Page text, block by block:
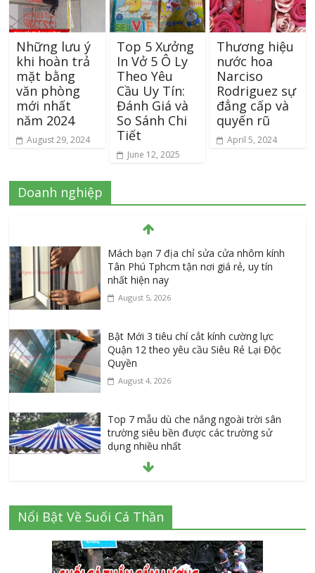
Những lưu ý
khi hoàn trả
mặt bằng
văn phòng
mới nhất
năm 2024
August 29, 2024
Top 5 Xưởng
In Vở 5 Ô Ly
Theo Yêu
Cầu Uy Tín:
Đánh Giá và
So Sánh Chi
Tiết
June 12, 2025
Thương hiệu
nước hoa
Narciso
Rodriguez sự
đẳng cấp và
quyến rũ
April 5, 2024
Doanh nghiệp
Mách bạn 7 địa chỉ sửa cửa nhôm kính
Tân Phú Tphcm tận nơi giá rẻ, uy tín
nhất hiện nay
August 5, 2026
Bật Mới 3 tiêu chí cắt kính cường lực
Quận 12 theo yêu cầu Siêu Rẻ Lại Độc
Quyền
August 4, 2026
Top 7 mẫu dù che nắng ngoài trời sân
trường siêu bền được các trường sử
dụng nhiều nhất
July 20, 2026
Danh sách 8 đại lý bán tập vở học sinh
giá sỉ tại Tphcm uy tín được đánh giá
High
July 16, 2026
Nổi Bật Về Suối Cá Thần